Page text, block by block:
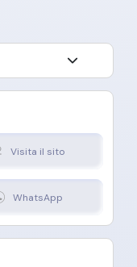
Visita il sito
WhatsApp